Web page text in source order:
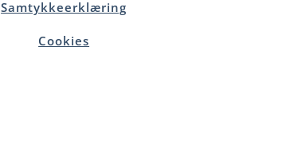
Samtykkeerklæring
Cookies